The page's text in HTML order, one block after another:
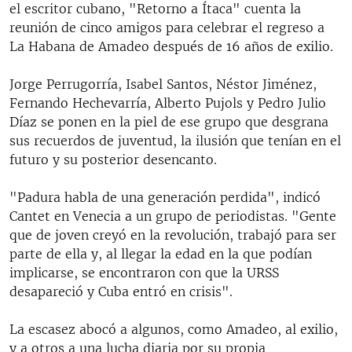
el escritor cubano, "Retorno a Ítaca" cuenta la
reunión de cinco amigos para celebrar el regreso a
La Habana de Amadeo después de 16 años de exilio.
Jorge Perrugorría, Isabel Santos, Néstor Jiménez,
Fernando Hechevarría, Alberto Pujols y Pedro Julio
Díaz se ponen en la piel de ese grupo que desgrana
sus recuerdos de juventud, la ilusión que tenían en el
futuro y su posterior desencanto.
"Padura habla de una generación perdida", indicó
Cantet en Venecia a un grupo de periodistas. "Gente
que de joven creyó en la revolución, trabajó para ser
parte de ella y, al llegar la edad en la que podían
implicarse, se encontraron con que la URSS
desapareció y Cuba entró en crisis".
La escasez abocó a algunos, como Amadeo, al exilio,
y a otros a una lucha diaria por su propia